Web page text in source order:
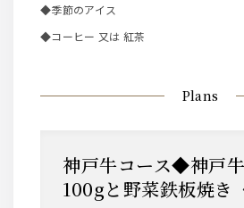
◆季節のアイス
◆コーヒー 又は 紅茶
Plans
神戸牛コース◆神戸牛のロース
100gと野菜鉄板焼き